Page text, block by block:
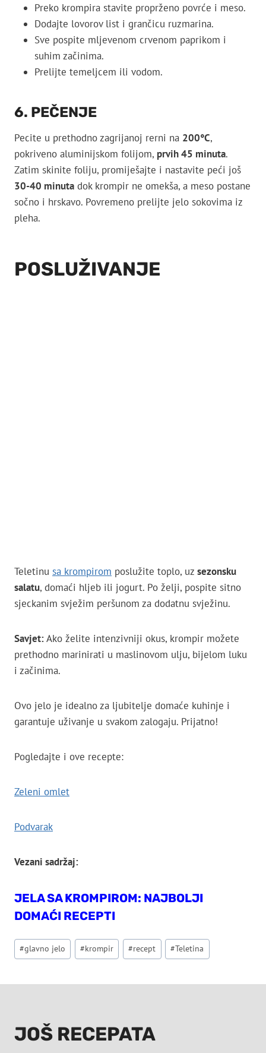
Preko krompira stavite proprženo povrće i meso.
Dodajte lovorov list i grančicu ruzmarina.
Sve pospite mljevenom crvenom paprikom i
suhim začinima.
Prelijte temeljcem ili vodom.
6. PEČENJE
Pecite u prethodno zagrijanoj rerni na 200°C,
pokriveno aluminijskom folijom, prvih 45 minuta.
Zatim skinite foliju, promiješajte i nastavite peći još
30-40 minuta dok krompir ne omekša, a meso postane
sočno i hrskavo. Povremeno prelijte jelo sokovima iz
pleha.
POSLUŽIVANJE
Teletinu sa krompirom poslužite toplo, uz sezonsku
salatu, domaći hljeb ili jogurt. Po želji, pospite sitno
sjeckanim svježim peršunom za dodatnu svježinu.
Savjet:Ako želite intenzivniji okus, krompir možete
prethodno marinirati u maslinovom ulju, bijelom luku
i začinima.
Ovo jelo je idealno za ljubitelje domaće kuhinje i
garantuje uživanje u svakom zalogaju. Prijatno!
Pogledajte i ove recepte:
Zeleni omlet
Podvarak
Vezani sadržaj:
JELA SA KROMPIROM: NAJBOLJI
DOMAĆI RECEPTI
Post
Tags:
#glavno jelo #krompir #recept #Teletina
JOŠ RECEPATA